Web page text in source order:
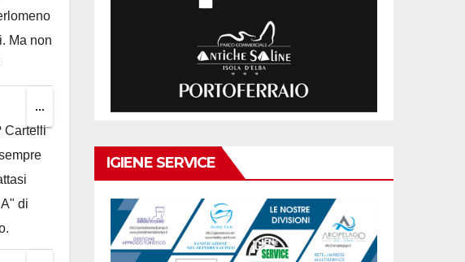
Ma non
Cartelli
di
...
this
IGIENE SERVICE